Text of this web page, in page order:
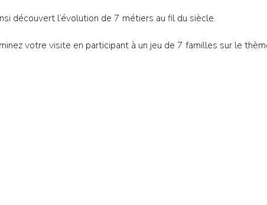
découvert l’évolution de 7 métiers au fil du siècle.
votre visite en participant à un jeu de 7 familles sur le